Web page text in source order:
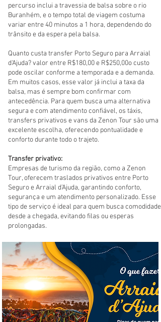
percurso inclui a travessia de balsa sobre o rio
Buranhém, e o tempo total de viagem costuma
variar entre 40 minutos a 1 hora, dependendo do
trânsito e da espera pela balsa.
Quanto custa transfer Porto Seguro para Arraial
d'Ajuda? valor entre R$180,00 e R$250,00o custo
pode oscilar conforme a temporada e a demanda.
Em muitos casos, esse valor já inclui a taxa da
balsa, mas é sempre bom confirmar com
antecedência. Para quem busca uma alternativa
segura e com atendimento confiável, os táxis,
transfers privativos e vans da Zenon Tour são uma
excelente escolha, oferecendo pontualidade e
conforto durante todo o trajeto.
Transfer privativo:
Empresas de turismo da região, como a Zenon
Tour, oferecem traslados privativos entre Porto
Seguro e Arraial d’Ajuda, garantindo conforto,
segurança e um atendimento personalizado. Esse
tipo de serviço é ideal para quem busca comodidade
desde a chegada, evitando filas ou esperas
prolongadas.